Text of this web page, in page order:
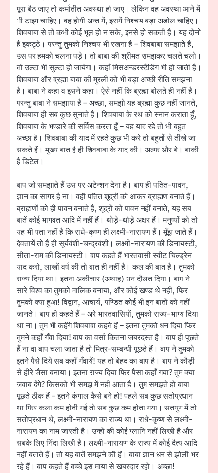
पूरा बैठ जाए तो कर्मातीत अवस्था हो जाए। लेकिन वह अवस्था आने में
भी टाइम चाहिए। वह होगी अन्त में, इसमें निश्चय बड़ा अडोल चाहिए।
शिवबाबा से तो कभी कोई भूल हो न सके, इनसे हो सकती है। यह दोनों
हैं इकट्ठे। परन्तु तुमको निश्चय भी रखना है – शिवबाबा समझाते हैं,
उस पर हमको चलना पड़े। तो बाबा की श्रीमत समझकर चलते चलो।
तो उल्टा भी सुल्टा हो जायेगा। कहाँ मिसअन्डरस्टैंडिंग भी हो जाती है।
शिवबाबा और ब्रह्मा बाबा की मुरली को भी बड़ा अच्छी रीति समझना
है। बाबा ने कहा व इसने कहा। ऐसे नहीं कि ब्रह्मा बोलते ही नहीं है।
परन्तु बाबा ने समझाया है – अच्छा, समझो यह ब्रह्मा कुछ नहीं जानते,
शिवबाबा ही सब कुछ सुनाते हैं। शिवबाबा के रथ को स्नान कराता हूँ,
शिवबाबा के भण्डारे की सर्विस करता हूँ – यह याद रहे तो भी बहुत
अच्छा है। शिवबाबा की याद में रहते कुछ भी करे तो बहुतों से तीखे जा
सकते हैं। मुख्य बात है ही शिवबाबा के याद की। अल्फ और बे। बाकी
है डिटेल।
बाप जो समझाते हैं उस पर अटेन्शन देना है। बाप ही पतित-पावन,
ज्ञान का सागर है ना। वही पतित शूद्रों को आकर ब्राह्मण बनाते हैं।
ब्राह्मणों को ही पावन बनाते हैं, शूद्रों को पावन नहीं बनाते, यह सब
बातें कोई भागवत आदि में नहीं हैं। थोड़े-थोड़े अक्षर हैं। मनुष्यों को तो
यह भी पता नहीं है कि राधे-कृष्ण ही लक्ष्मी-नारायण हैं। मूँझ जाते हैं।
देवतायें तो हैं ही सूर्यवंशी-चन्द्रवंशी। लक्ष्मी-नारायण की डिनायस्टी,
सीता-राम की डिनायस्टी। बाप कहते हैं भारतवासी स्वीट चिल्ड्रेन
याद करो, लाखों वर्ष की तो बात ही नहीं है। कल की बात है। तुमको
राज्य दिया था। इतना अकीचार (अथाह) धन दौलत दिया। बाप ने
सारे विश्व का तुमको मालिक बनाया, और कोई खण्ड थे नहीं, फिर
तुमको क्या हुआ! विद्वान, आचार्य, पण्डित कोई भी इन बातों को नहीं
जानते। बाप ही कहते हैं – अरे भारतवासियों, तुमको राज्य-भाग्य दिया
था ना। तुम भी कहेंगे शिवबाबा कहते हैं – इतना तुमको धन दिया फिर
तुमने कहाँ गँवा दिया! बाप का वर्सा कितना जबरदस्त है। बाप ही पूछते
हैं ना वा बाप चला जाता है तो मित्र-सम्बन्धी पूछते हैं। बाप ने तुमको
इतने पैसे दिये सब कहाँ गँवायें! यह तो बेहद का बाप है। बाप ने कौड़ी
से हीरे जैसा बनाया। इतना राज्य दिया फिर पैसा कहाँ गया? तुम क्या
जवाब देंगे? किसको भी समझ में नहीं आता है। तुम समझते हो बाबा
पूछते ठीक हैं – इतने कंगाल कैसे बने हो! पहले सब कुछ सतोप्रधान
था फिर कला कम होती गई तो सब कुछ कम होता गया। सतयुग में तो
सतोप्रधान थे, लक्ष्मी-नारायण का राज्य था। राधे-कृष्ण से लक्ष्मी-
नारायण का नाम जास्ती है। उन्हों की कोई ग्लानि नहीं लिखी है और
सबके लिए निंदा लिखी है। लक्ष्मी-नारायण के राज्य में कोई दैत्य आदि
नहीं बताते हैं। तो यह बातें समझने की हैं। बाबा ज्ञान धन से झोली भर
रहे हैं। बाप कहते हैं बच्चे इस माया से खबरदार रहो। अच्छा!